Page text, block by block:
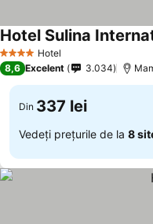
4 Stele Hotel
Hotel Sulina
8,6 Excelent 3.034
Din 337 lei
Vedeți prețurile de la 8